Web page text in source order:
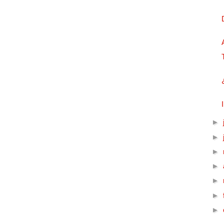
►
►
►
►
►
►
►